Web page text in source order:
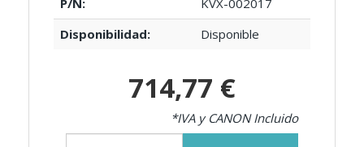
Disponibilidad:
Disponible
714,77 €
*IVA y CANON Incluido